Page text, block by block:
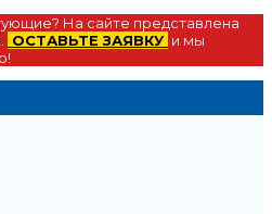
На сайте представлена
ОСТАВЬТЕ ЗАЯВКУ и мы